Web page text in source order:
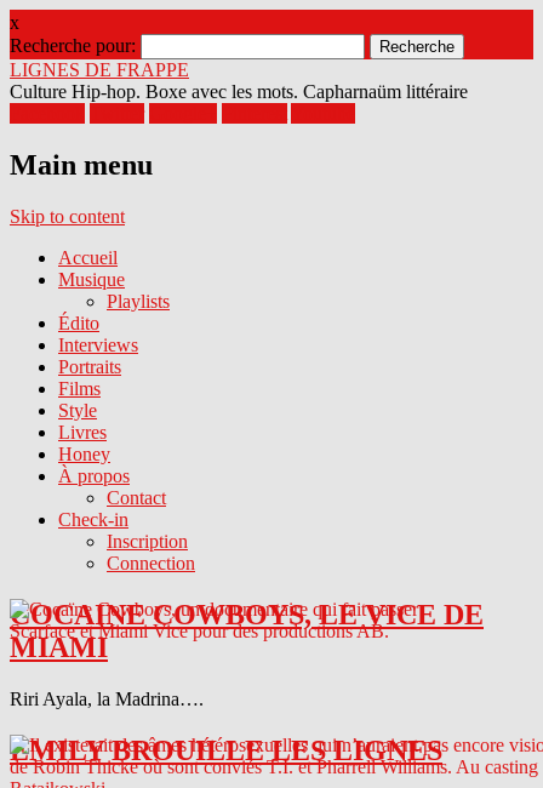
x
Recherche pour:
LIGNES DE FRAPPE
Culture Hip-hop. Boxe avec les mots. Capharnaüm littéraire
Main menu
Skip to content
Accueil
Musique
Playlists
Édito
Interviews
Portraits
Films
Style
Livres
Honey
À propos
Contact
Check-in
Inscription
Connection
COCAINE COWBOYS, LE VICE DE
MIAMI
Riri Ayala, la Madrina….
EMILY BROUILLE LES LIGNES